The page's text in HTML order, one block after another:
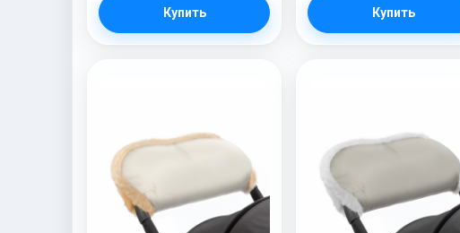
Купить Купить